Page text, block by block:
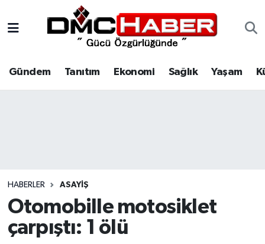
Gündem Tanıtım Ekonomi Sağlık Yaşam
HABERLER ASAYIŞ
Otomobille motosiklet
çarpıştı: 1 ölü
Tanıtım
Spor
Nöbetçi Eczaneler
Hava Durumu
Haber Arşivi